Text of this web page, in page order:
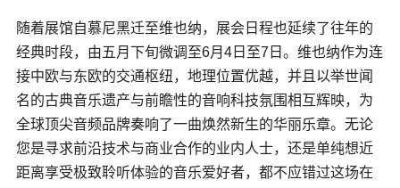
随着展馆自慕尼黑迁至维也纳，展会日程也延续了往年的
经典时段，由五月下旬微调至6月4日至7日。维也纳作为连
接中欧与东欧的交通枢纽，地理位置优越，并且以举世闻
名的古典音乐遗产与前瞻性的音响科技氛围相互辉映，为
全球顶尖音频品牌奏响了一曲焕然新生的华丽乐章。无论
您是寻求前沿技术与商业合作的业内人士，还是单纯想近
距离享受极致聆听体验的音乐爱好者，都不应错过这场在